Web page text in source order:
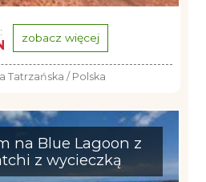
zobacz więcej
Tatrzańska / Polska
na Blue Lagoon z
z wycieczką